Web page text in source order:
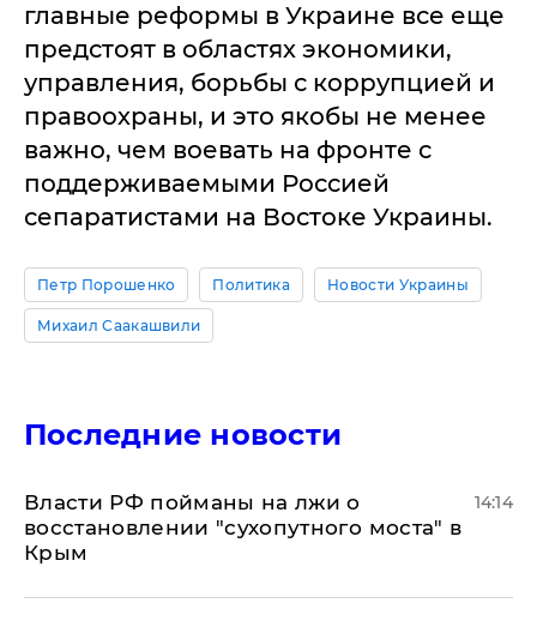
главные реформы в Украине все еще
предстоят в областях экономики,
управления, борьбы с коррупцией и
правоохраны, и это якобы не менее
важно, чем воевать на фронте с
поддерживаемыми Россией
сепаратистами на Востоке Украины.
Петр Порошенко Политика Новости Украины
Михаил Саакашвили
Последние новости
Власти РФ пойманы на лжи о
восстановлении "сухопутного моста" в
Крым
14:14